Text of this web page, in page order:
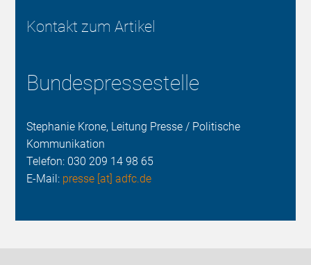
Kontakt zum Artikel
Bundespressestelle
Stephanie Krone, Leitung Presse / Politische
Kommunikation
Telefon: 030 209 14 98 65
E-Mail: presse [at] adfc.de